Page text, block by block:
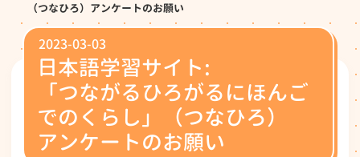
（つなひろ）アンケートのお願い
2023-03-03
日本語学習サイト:
「つながるひろがるにほんご
でのくらし」（つなひろ）
アンケートのお願い